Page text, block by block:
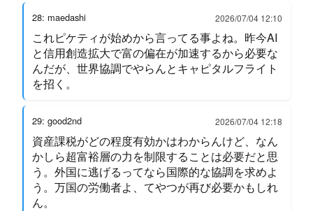
28: maedashi 2026/07/04 12:10
これピケティが始めから言ってる事よね。昨今AI
と信用創造拡大で富の偏在が加速するから必要な
んだが、世界協調でやらんとキャピタルフライト
を招く。
29: good2nd 2026/07/04 12:18
資産課税がどの程度有効かはわからんけど、なん
かしら超富裕層の力を制限することは必要だと思
う。外国に逃げるってなら国際的な協調を求めよ
う。万国の労働者よ、てやつが再び必要かもしれ
ん。